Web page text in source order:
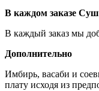
В каждом заказе
В каждый заказ мы
Дополнительно
Имбирь, васаби и
плату исходя из